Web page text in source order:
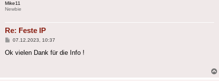
Mike11
Newbie
Re: Feste IP
Beitrag
07.12.2023, 10:37
Ok vielen Dank für die Info !